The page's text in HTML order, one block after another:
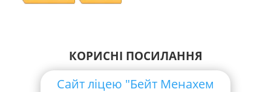
КОРИСНІ ПОСИЛАННЯ
Сайт ліцею "Бейт Менахем